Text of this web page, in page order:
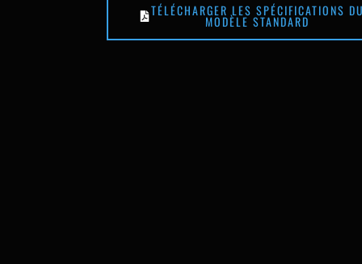
TÉLÉCHARGER LES SPÉCIFICATIONS DU
MODÈLE STANDARD